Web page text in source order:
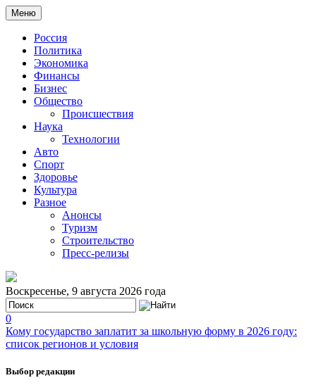
Меню
Россия
Политика
Экономика
Финансы
Бизнес
Общество
Происшествия
Наука
Технологии
Авто
Спорт
Здоровье
Культура
Разное
Анонсы
Туризм
Строительство
Пресс-релизы
Воскресенье, 9 августа 2026 года
0
Кому государство заплатит за школьную форму в 2026 году:
список регионов и условия
Выбор редакции